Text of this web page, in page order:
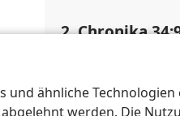
ähnliche
werden. Die
2. Chronika
n 2Ch 30:11; 2Ch